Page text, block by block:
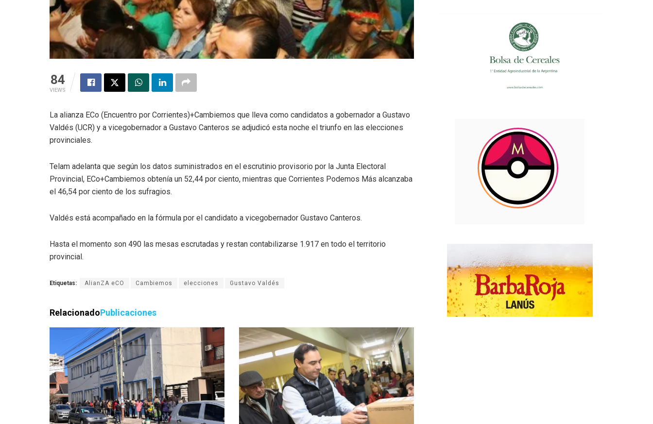
84
VIEWS
La alianza ECo (Encuentro por Corrientes)+Cambiemos que lleva como candidatos a gobernador a Gustavo
Valdés (UCR) y a vicegobernador a Gustavo Canteros se adjudicó esta noche el triunfo en las elecciones
provinciales.
Telam adelanta que según los datos suministrados en el escrutinio provisorio por la Junta Electoral
Provincial, ECo+Cambiemos obtenía un 52,44 por ciento, mientras que Corrientes Podemos Más alcanzaba
el 46,54 por ciento de los sufragios.
Valdés está acompañado en la fórmula por el candidato a vicegobernador Gustavo Canteros.
Hasta el momento son 490 las mesas escrutadas y restan contabilizarse 1.917 en todo el territorio
provincial.
Etiquetas: AlianZA eCO Cambiemos elecciones Gustavo Valdés
RelacionadoPublicaciones